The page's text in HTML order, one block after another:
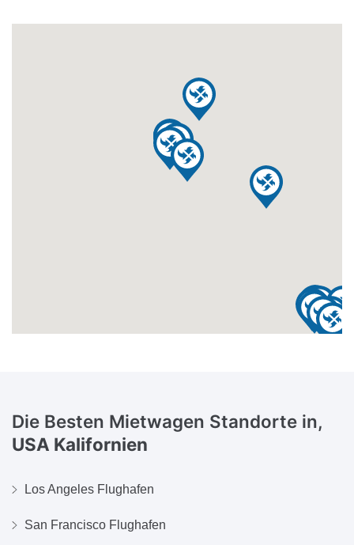
Die Besten Mietwagen Standorte in,
USA Kalifornien
Los Angeles Flughafen
San Francisco Flughafen